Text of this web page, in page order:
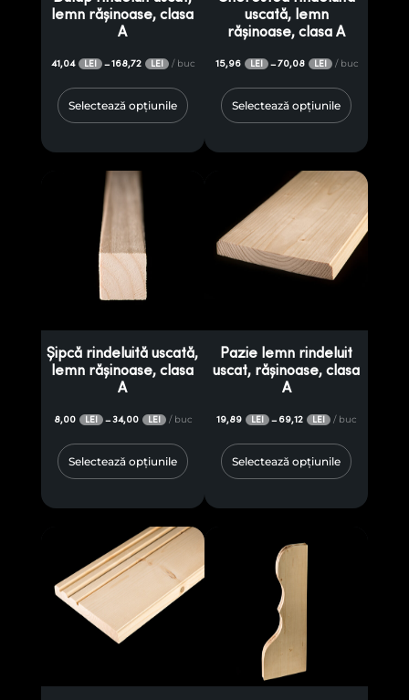
lemn rășinoase, clasa
A
41,04 LEI –168,72 LEI / buc
Selectează opțiunile
uscată, lemn
rășinoase, clasa A
15,96 LEI –70,08 LEI / buc
Selectează opțiunile
Șipcă rindeluită uscată,
lemn rășinoase, clasa
A
8,00 LEI –34,00 LEI / buc
Selectează opțiunile
Pazie lemn rindeluit
uscat, rășinoase, clasa
A
19,89 LEI – 69,12 LEI / buc
Selectează opțiunile